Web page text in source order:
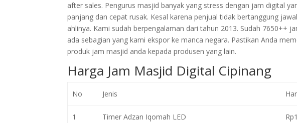
after sales. Pengurus masjid banyak yang stress dengan jam digital
panjang dan cepat rusak. Kesal karena penjual tidak bertanggung
ahlinya. Kami sudah berpengalaman dari tahun 2013. Sudah 7650++
ada sebagian yang kami ekspor ke manca negara. Pastikan Anda
produk jam masjid anda kepada produsen yang lain.
Harga Jam Masjid Digital Cipinang
No Jenis
1 Timer Adzan Iqomah LED